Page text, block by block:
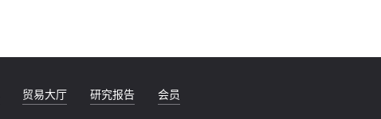
贸易大厅 研究报告 会员